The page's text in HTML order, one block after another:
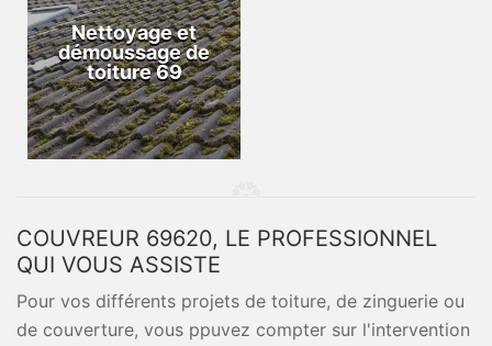
Nettoyage et
démoussage de
toiture 69
COUVREUR 69620, LE PROFESSIONNEL
QUI VOUS ASSISTE
Pour vos différents projets de toiture, de zinguerie ou
de couverture, vous ppuvez compter sur l'intervention